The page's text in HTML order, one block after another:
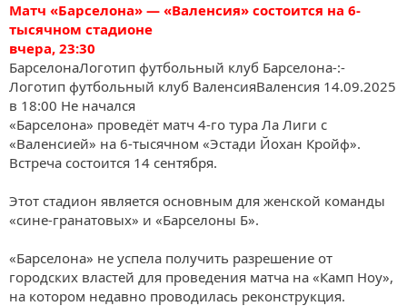
Матч «Барселона» — «Валенсия» состоится на 6-
тысячном стадионе
вчера, 23:30
БарселонаЛоготип футбольный клуб Барселона-:-
Логотип футбольный клуб ВаленсияВаленсия 14.09.2025
в 18:00 Не начался
«Барселона» проведёт матч 4-го тура Ла Лиги с
«Валенсией» на 6-тысячном «Эстади Йохан Кройф».
Встреча состоится 14 сентября.
Этот стадион является основным для женской команды
«сине-гранатовых» и «Барселоны Б».
«Барселона» не успела получить разрешение от
городских властей для проведения матча на «Камп Ноу»,
на котором недавно проводилась реконструкция.